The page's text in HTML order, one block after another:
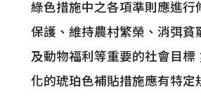
綠色措施中之各項準則應進行
保護、維持農村繁榮、消弭貧
及動物福利等重要的社會目標
化的琥珀色補貼措施應有特定